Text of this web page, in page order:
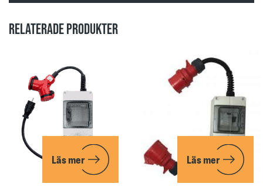
RELATERADE PRODUKTER
Läs mer Läs mer